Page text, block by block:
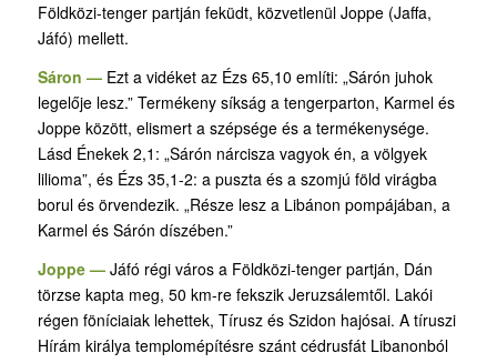
Földközi-tenger partján feküdt, közvetlenül Joppe (Jaffa,
Jáfó) mellett.
Sáron — Ezt a vidéket az Ézs 65,10 említi: „Sárón juhok
legelője lesz.” Termékeny síkság a tengerparton, Karmel és
Joppe között, elismert a szépsége és a termékenysége.
Lásd Énekek 2,1: „Sárón nárcisza vagyok én, a völgyek
lilioma”, és Ézs 35,1-2: a puszta és a szomjú föld virágba
borul és örvendezik. „Része lesz a Libánon pompájában, a
Karmel és Sárón díszében.”
Joppe — Jáfó régi város a Földközi-tenger partján, Dán
törzse kapta meg, 50 km-re fekszik Jeruzsálemtől. Lakói
régen föníciaiak lehettek, Tírusz és Szidon hajósai. A tíruszi
Hírám királya templomépítésre szánt cédrusfát Libanonból